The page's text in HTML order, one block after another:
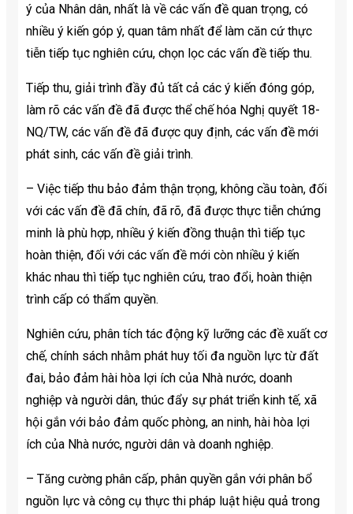
ý của Nhân dân, nhất là về các vấn đề quan trọng, có
nhiều ý kiến góp ý, quan tâm nhất để làm căn cứ thực
tiễn tiếp tục nghiên cứu, chọn lọc các vấn đề tiếp thu.
Tiếp thu, giải trình đầy đủ tất cả các ý kiến đóng góp,
làm rõ các vấn đề đã được thể chế hóa Nghị quyết 18-
NQ/TW, các vấn đề đã được quy định, các vấn đề mới
phát sinh, các vấn đề giải trình.
– Việc tiếp thu bảo đảm thận trọng, không cầu toàn, đối
với các vấn đề đã chín, đã rõ, đã được thực tiễn chứng
minh là phù hợp, nhiều ý kiến đồng thuận thì tiếp tục
hoàn thiện, đối với các vấn đề mới còn nhiều ý kiến
khác nhau thì tiếp tục nghiên cứu, trao đổi, hoàn thiện
trình cấp có thẩm quyền.
Nghiên cứu, phân tích tác động kỹ lưỡng các đề xuất cơ
chế, chính sách nhằm phát huy tối đa nguồn lực từ đất
đai, bảo đảm hài hòa lợi ích của Nhà nước, doanh
nghiệp và người dân, thúc đẩy sự phát triển kinh tế, xã
hội gắn với bảo đảm quốc phòng, an ninh, hài hòa lợi
ích của Nhà nước, người dân và doanh nghiệp.
– Tăng cường phân cấp, phân quyền gắn với phân bổ
nguồn lực và công cụ thực thi pháp luật hiệu quả trong